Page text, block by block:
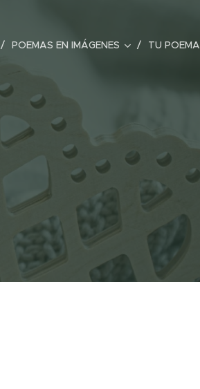
POEMAS EN IMÁGENES TU POEMA